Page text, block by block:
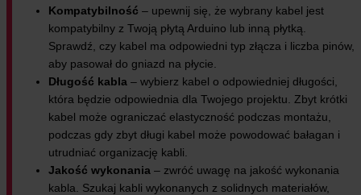
Kompatybilność – upewnij się, że wybrany kabel jest
kompatybilny z Twoją płytą Arduino lub inną płytką.
Sprawdź, czy kabel ma odpowiedni typ złącza i liczba pinów,
aby pasował do gniazd na płycie.
Długość kabla – wybierz kabel o odpowiedniej długości,
która będzie odpowiednia dla Twojego projektu. Zbyt krótki
kabel może ograniczać elastyczność podczas montażu,
podczas gdy zbyt długi kabel może powodować bałagan i
utrudniać organizację kabli.
Jakość wykonania – zwróć uwagę na jakość wykonania
kabla. Szukaj kabli wykonanych z solidnych materiałów,